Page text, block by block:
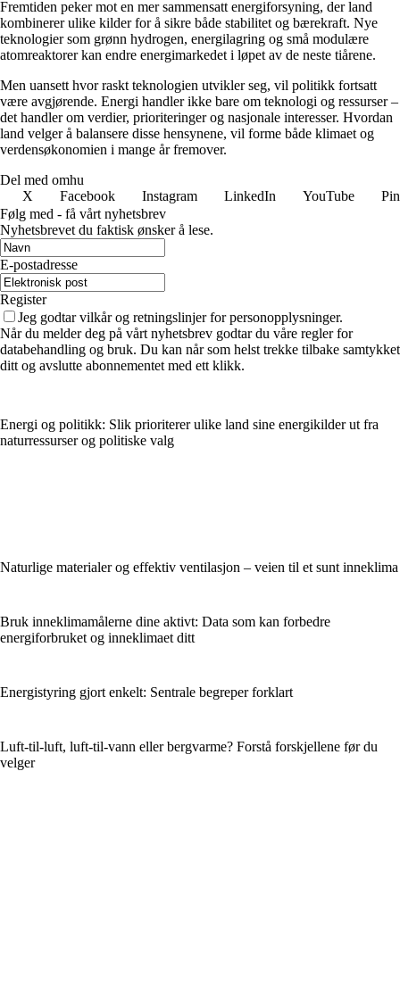
Fremtiden peker mot en mer sammensatt energiforsyning, der land
kombinerer ulike kilder for å sikre både stabilitet og bærekraft. Nye
teknologier som grønn hydrogen, energilagring og små modulære
atomreaktorer kan endre energimarkedet i løpet av de neste tiårene.
Men uansett hvor raskt teknologien utvikler seg, vil politikk fortsatt
være avgjørende. Energi handler ikke bare om teknologi og ressurser –
det handler om verdier, prioriteringer og nasjonale interesser. Hvordan
land velger å balansere disse hensynene, vil forme både klimaet og
verdensøkonomien i mange år fremover.
Del med omhu
X
Facebook Instagram LinkedIn YouTube
Følg med - få vårt nyhetsbrev
Nyhetsbrevet du faktisk ønsker å lese.
E-postadresse
Register
Jeg godtar vilkår og retningslinjer for personopplysninger.
Når du melder deg på vårt nyhetsbrev godtar du våre regler for
databehandling og bruk. Du kan når som helst trekke tilbake samtykket
ditt og avslutte abonnementet med ett klikk.
Energi og politikk: Slik prioriterer ulike land sine energikilder ut fra
naturressurser og politiske valg
Naturlige materialer og effektiv ventilasjon – veien til et sunt inneklima
Bruk inneklimamålerne dine aktivt: Data som kan forbedre
energiforbruket og inneklimaet ditt
Energistyring gjort enkelt: Sentrale begreper forklart
Luft-til-luft, luft-til-vann eller bergvarme? Forstå forskjellene før du
velger